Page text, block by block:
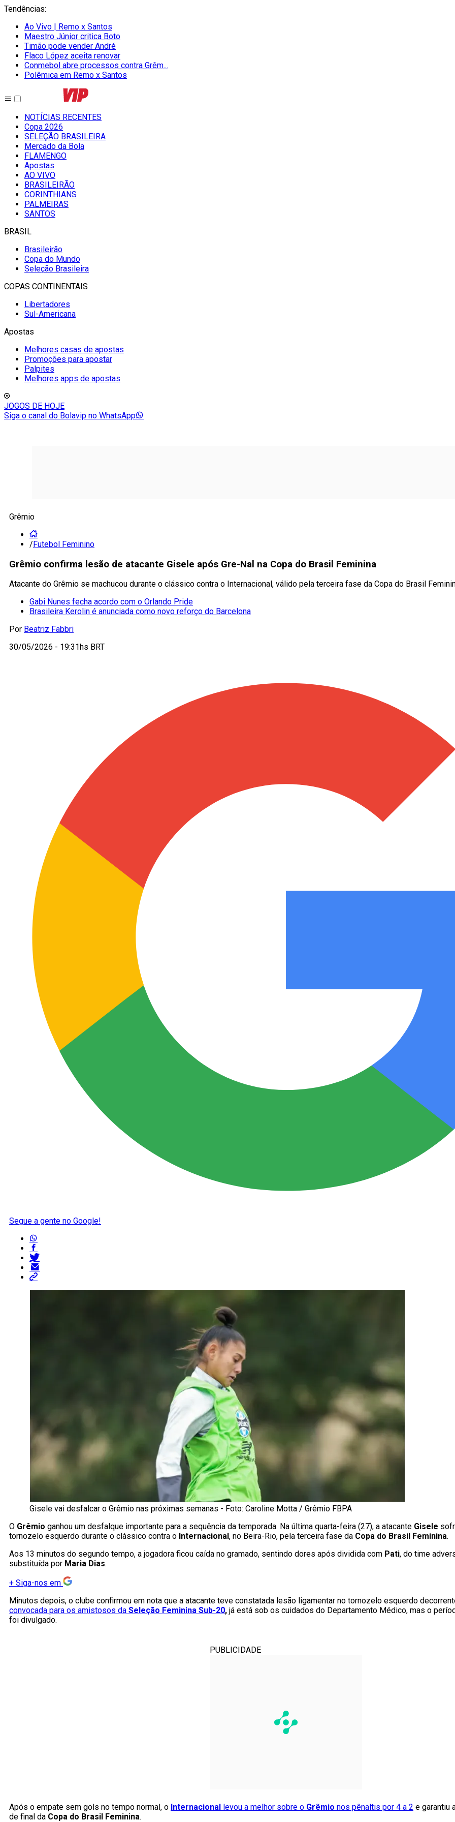
Tendências:
Ao Vivo | Remo x Santos
Maestro Júnior critica Boto
Timão pode vender André
Flaco López aceita renovar
Conmebol abre processos contra Grêm...
Polêmica em Remo x Santos
NOTÍCIAS RECENTES
Copa 2026
SELEÇÃO BRASILEIRA
Mercado da Bola
FLAMENGO
Apostas
AO VIVO
BRASILEIRÃO
CORINTHIANS
PALMEIRAS
SANTOS
BRASIL
Brasileirão
Copa do Mundo
Seleção Brasileira
COPAS CONTINENTAIS
Libertadores
Sul-Americana
Apostas
Melhores casas de apostas
Promoções para apostar
Palpites
Melhores apps de apostas
JOGOS DE HOJE
Siga o canal do Bolavip no WhatsApp
Grêmio
/Futebol Feminino
Grêmio confirma lesão de atacante Gisele após Gre-Nal na Copa do Brasil Feminina
Atacante do Grêmio se machucou durante o clássico contra o Internacional, válido pela terceira fase da Copa do Brasil
Gabi Nunes fecha acordo com o Orlando Pride
Brasileira Kerolin é anunciada como novo reforço do Barcelona
Por Beatriz Fabbri
30/05/2026 - 19:31hs BRT
Segue a gente no Google!
Gisele vai desfalcar o Grêmio nas próximas semanas - Foto: Caroline Motta / Grêmio FBPA
O Grêmio ganhou um desfalque importante para a sequência da temporada. Na última quarta-feira (27), a atacante Gisele
tornozelo esquerdo durante o clássico contra o Internacional , no Beira-Rio, pela terceira fase da Copa do Brasil Feminina.
Aos 13 minutos do segundo tempo, a jogadora ficou caída no gramado, sentindo dores após dividida com Pati, do time
substituída por Maria Dias.
+ Siga-nos em
Minutos depois, o clube confirmou em nota que a atacante teve constatada lesão ligamentar no tornozelo esquerdo
convocada para os amistosos da Seleção Feminina Sub-20, já está sob os cuidados do Departamento Médico, mas o
foi divulgado.
PUBLICIDADE
Após o empate sem gols no tempo normal, o Internacional levou a melhor sobre o Grêmio nos pênaltis por 4 a 2 e garantiu
de final da Copa do Brasil Feminina.